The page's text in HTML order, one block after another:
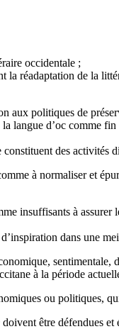
occidentale ;
réadaptation de la
aux politiques de
langue d’oc comme
des activités
à normaliser et
insuffisants à
dans une
à la période
ou politiques,
être défendues